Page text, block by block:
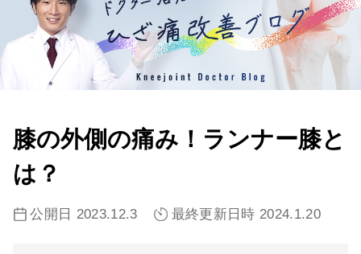
膝の外側の痛み！ランナー膝と
は？
公開日 2023.12.3 最終更新日時 2024.1.20